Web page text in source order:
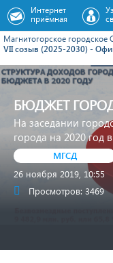
Магнитогорское городское
VII созыв (2025-2030) -
Интернет
приёмная
БЮДЖЕТ
На заседании
города на 2020 год
МГСД
26 ноября 2019, 10:55
Просмотров: 3469